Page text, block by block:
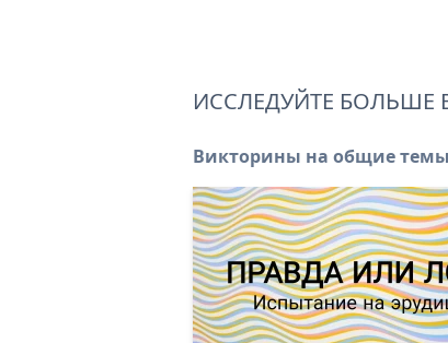
ИССЛЕДУЙТЕ БОЛЬШЕ
Викторины на общие темы